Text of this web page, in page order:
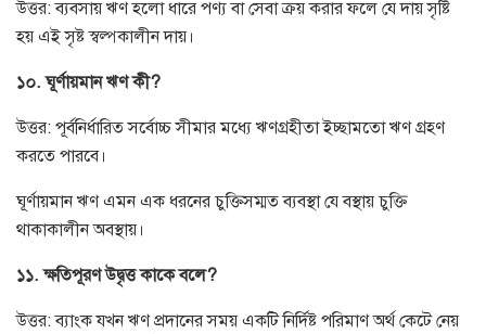
উত্তর: ব্যবসায় ঋণ হলো ধারে পণ্য বা সেবা ক্রয় করার ফলে যে দায় সৃষ্টি
হয় এই সৃষ্ট স্বল্পকালীন দায়।
১০. ঘূর্ণায়মান ঋণ কী?
উত্তর: পূর্বনির্ধারিত সর্বোচ্চ সীমার মধ্যে ঋণগ্রহীতা ইচ্ছামতো ঋণ গ্রহণ
করতে পারবে।
ঘূর্ণায়মান ঋণ এমন এক ধরনের চুক্তিসম্মত ব্যবস্থা যে বস্থায় চুক্তি
থাকাকালীন অবস্থায়।
১১. ক্ষতিপূরণ উদ্বৃত্ত কাকে বলে?
উত্তর: ব্যাংক যখন ঋণ প্রদানের সময় একটি নির্দিষ্ট পরিমাণ অর্থ কেটে নেয়